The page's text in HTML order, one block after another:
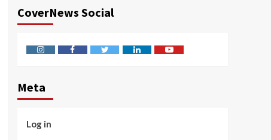
CoverNews Social
InstagramFacebookTwitter LinkedinYoutube
Meta
Log in